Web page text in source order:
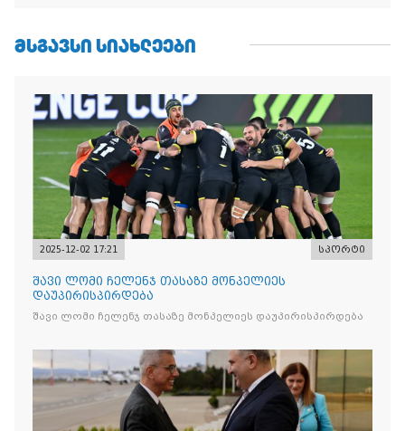
ᲛᲡᲒᲐᲕᲡᲘ ᲡᲘᲐᲮᲚᲔᲔᲑᲘ
2025-12-02 17:21 სპორტი
შავი ლომი ჩელენჯ თასაზე მონპელიეს
დაუპირისპირდება
შავი ლომი ჩელენჯ თასაზე მონპელიეს დაუპირისპირდება